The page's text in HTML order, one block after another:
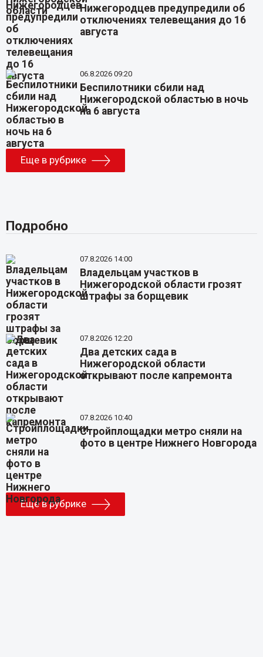
Нижегородцев предупредили об
отключениях телевещания до 16
августа
06.8.2026 09:20
Беспилотники сбили над
Нижегородской областью в ночь
на 6 августа
Еще в рубрике
Подробно
07.8.2026 14:00
Владельцам участков в
Нижегородской области грозят
штрафы за борщевик
07.8.2026 12:20
Два детских сада в
Нижегородской области
открывают после капремонта
07.8.2026 10:40
Стройплощадки метро сняли на
фото в центре Нижнего Новгорода
Еще в рубрике